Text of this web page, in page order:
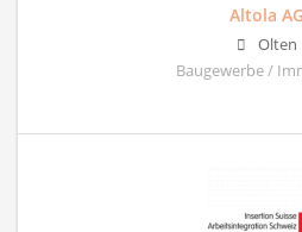
Altola AG
Olten
Baugewerbe /